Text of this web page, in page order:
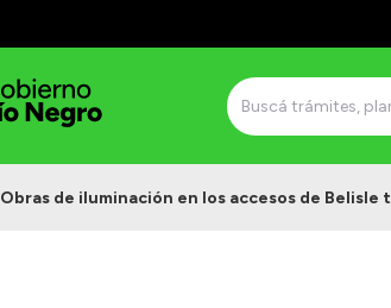
Obras de iluminación en los accesos de